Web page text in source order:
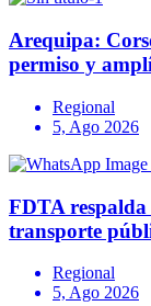
Arequipa:
permiso y
Regional
5, Ago 2026
FDTA respalda
transporte
Regional
5, Ago 2026